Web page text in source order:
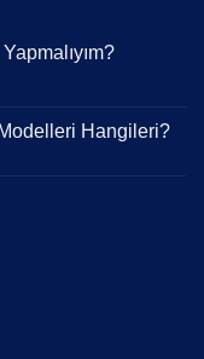
Hangileri?